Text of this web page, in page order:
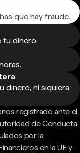
que hay fraude.
tu dinero.
dinero, ni siquiera
registrado ante el
de Conducta
por la
en la UE y